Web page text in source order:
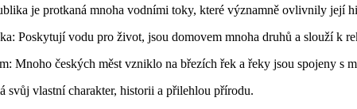
je protkaná mnoha vodními toky, které významně ovlivnily její
Poskytují vodu pro život, jsou domovem mnoha druhů a slouží k
Mnoho českých měst vzniklo na březích řek a řeky jsou spojeny s
svůj vlastní charakter, historii a přilehlou přírodu.